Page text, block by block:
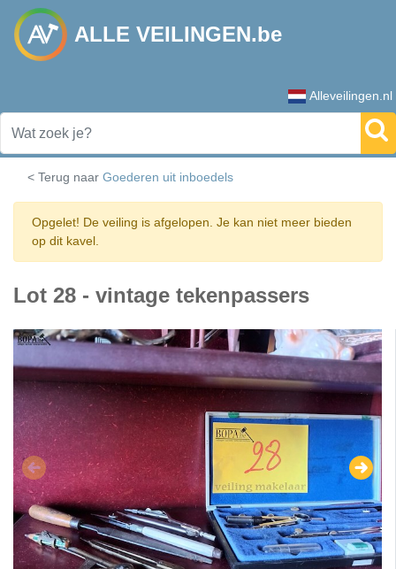
ALLE VEILINGEN.be
Alleveilingen.nl
< Terug naar Goederen uit inboedels
Opgelet! De veiling is afgelopen. Je kan niet meer bieden
op dit kavel.
Lot 28 - vintage tekenpassers